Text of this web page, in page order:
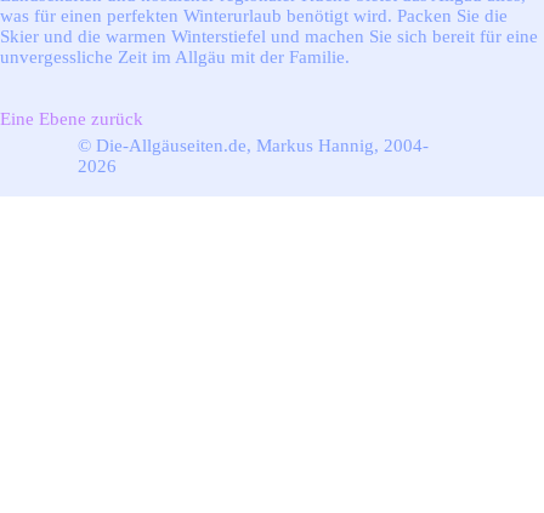
was für einen perfekten Winterurlaub benötigt wird. Packen Sie die
Skier und die warmen Winterstiefel und machen Sie sich bereit für eine
unvergessliche Zeit im Allgäu mit der Familie.
Eine Ebene zurück
© Die-Allgäuseiten.de, Markus Hannig, 2004-
2026